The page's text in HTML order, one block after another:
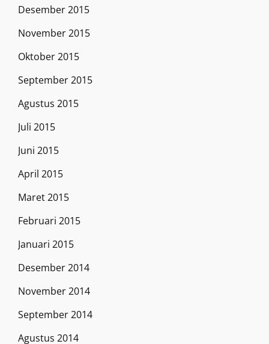
Desember 2015
November 2015
Oktober 2015
September 2015
Agustus 2015
Juli 2015
Juni 2015
April 2015
Maret 2015
Februari 2015
Januari 2015
Desember 2014
November 2014
September 2014
Agustus 2014